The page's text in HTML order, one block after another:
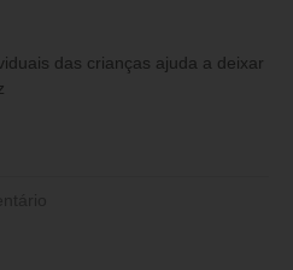
das crianças ajuda a deixar